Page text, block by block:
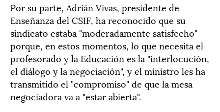
Por su parte, Adrián Vivas, presidente de
Enseñanza del CSIF, ha reconocido que su
sindicato estaba "moderadamente satisfecho"
porque, en estos momentos, lo que necesita el
profesorado y la Educación es la "interlocución,
el diálogo y la negociación", y el ministro les ha
transmitido el "compromiso" de que la mesa
negociadora va a "estar abierta".